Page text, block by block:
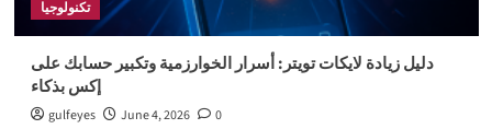
تكنولوجيا
دليل زيادة لايكات تويتر: أسرار الخوارزمية وتكبير حسابك على
إكس بذكاء
gulfeyes June 4, 2026 0